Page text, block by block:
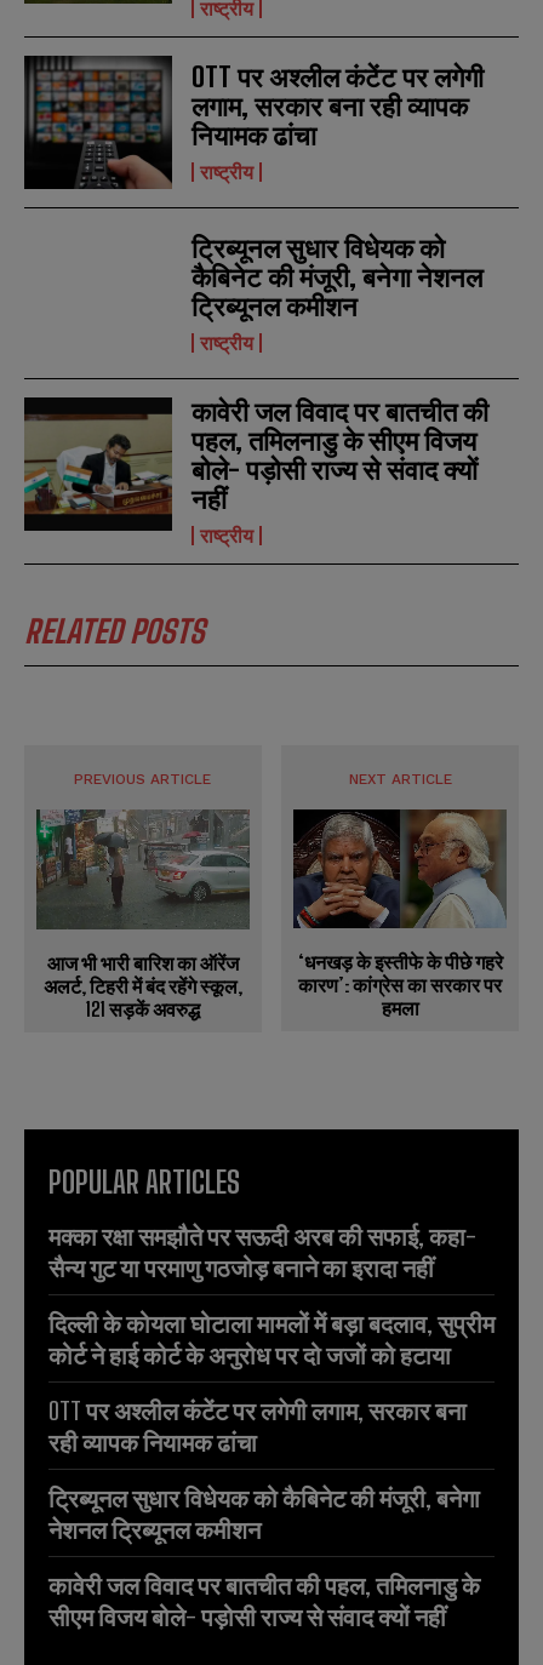
i
l
*
u
m
b
e
r
s
SUBMIT
i
l
*
u
m
b
e
r
s
SUBMIT
राष्ट्रीय
OTT पर अश्लील कंटेंट पर लगेगी
लगाम, सरकार बना रही व्यापक
नियामक ढांचा
राष्ट्रीय
ट्रिब्यूनल सुधार विधेयक को
कैबिनेट की मंजूरी, बनेगा नेशनल
ट्रिब्यूनल कमीशन
राष्ट्रीय
कावेरी जल विवाद पर बातचीत की
पहल, तमिलनाडु के सीएम विजय
बोले- पड़ोसी राज्य से संवाद क्यों
नहीं
राष्ट्रीय
RELATED POSTS
PREVIOUS ARTICLE
आज भी भारी बारिश का ऑरेंज
अलर्ट, टिहरी में बंद रहेंगे स्कूल,
121 सड़कें अवरुद्ध
NEXT ARTICLE
‘धनखड़ के इस्तीफे के पीछे गहरे
कारण’: कांग्रेस का सरकार पर
हमला
POPULAR ARTICLES
मक्का रक्षा समझौते पर सऊदी अरब की सफाई, कहा-
सैन्य गुट या परमाणु गठजोड़ बनाने का इरादा नहीं
दिल्ली के कोयला घोटाला मामलों में बड़ा बदलाव, सुप्रीम
कोर्ट ने हाई कोर्ट के अनुरोध पर दो जजों को हटाया
OTT पर अश्लील कंटेंट पर लगेगी लगाम, सरकार बना
रही व्यापक नियामक ढांचा
ट्रिब्यूनल सुधार विधेयक को कैबिनेट की मंजूरी, बनेगा
नेशनल ट्रिब्यूनल कमीशन
कावेरी जल विवाद पर बातचीत की पहल, तमिलनाडु के
सीएम विजय बोले- पड़ोसी राज्य से संवाद क्यों नहीं